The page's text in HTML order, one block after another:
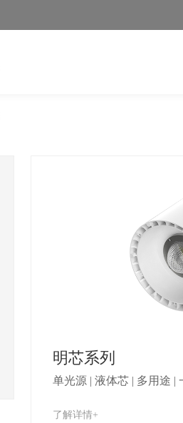
明芯系列
单光源 | 液体芯 | 多用途 |
了解详情+